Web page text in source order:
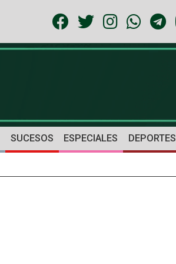
SUCESOS ESPECIALES DEPORTES